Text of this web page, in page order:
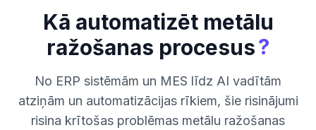
Kā automatizēt metālu
ražošanas procesus?
No ERP sistēmām un MES līdz AI vadītām
atziņām un automatizācijas rīkiem, šie risinājumi
risina krītošas problēmas metālu ražošanas